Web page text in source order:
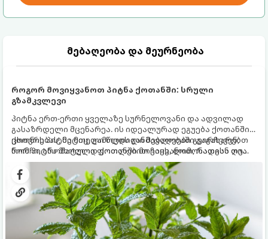
მებაღეობა და მეურნეობა
როგორ მოვიყვანოთ პიტნა ქოთანში: სრული
გზამკვლევი
პიტნა ერთ-ერთი ყველაზე სურნელოვანი და ადვილად
გასაზრდელი მცენარეა. ის იდეალურად ეგუება ქოთანში
ცხოვრებას, მეტიც, გამოცდილი მებაღეები გვირჩევენ,
რომ პიტნა მხოლოდ ქოთანში მოვიყვანოთ, რადგან ღია
გრუნტში (ბაღში) დარგვისას ის ფესვებით ძალიან
სწრაფად ვრცელდება და სხვა მცენარეებს ავიწროებს.
ქოთნის პიტნა მთელი წლის განმავლობაში გაგახარებთ
ნორჩი, არომატული ფოთლებით ჩაის, ლიმონათისა თუ
კერძებისთვის.